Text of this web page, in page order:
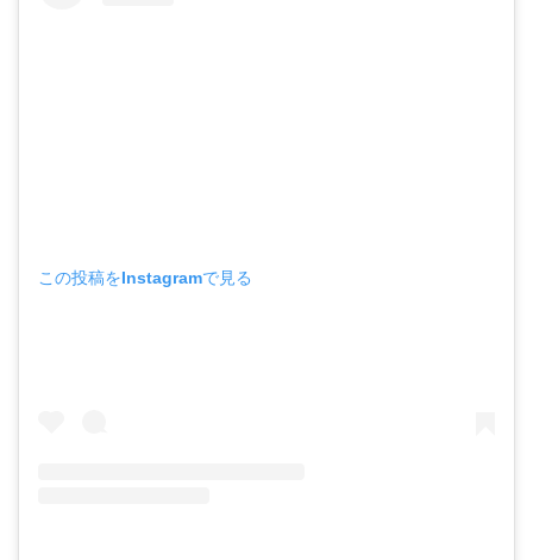
この投稿をInstagramで見る